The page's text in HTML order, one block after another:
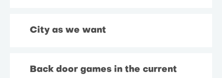
City as we want
Back door games in the current